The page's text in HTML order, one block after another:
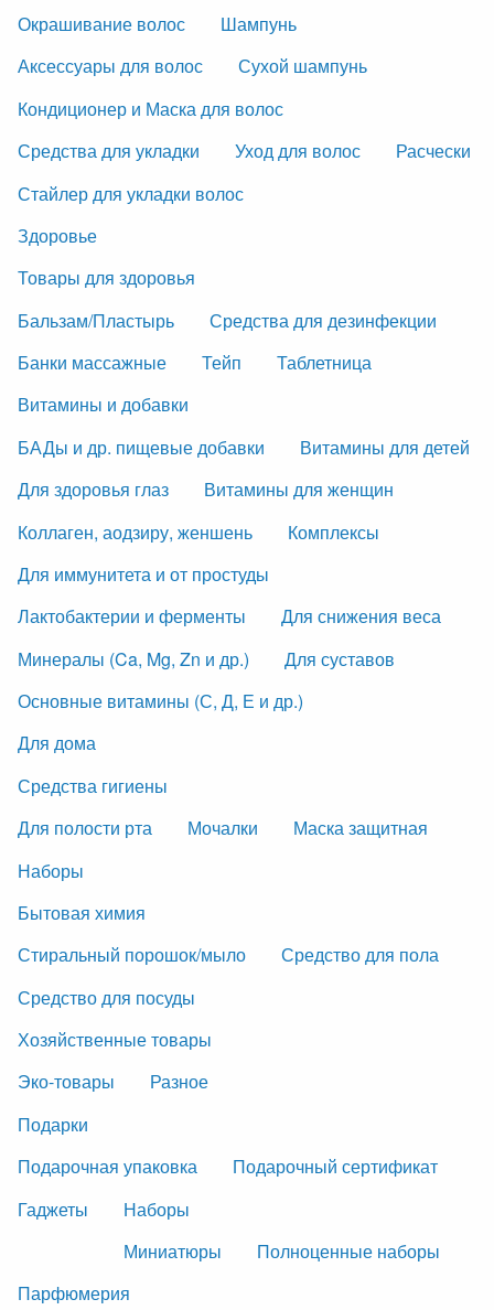
Окрашивание волос
Шампунь
Аксессуары для волос
Сухой шампунь
Кондиционер и Маска для волос
Средства для укладки
Уход для волос
Расчески
Стайлер для укладки волос
Здоровье
Товары для здоровья
Бальзам/Пластырь
Средства для дезинфекции
Банки массажные
Тейп
Таблетница
Витамины и добавки
БАДы и др. пищевые добавки
Витамины для детей
Для здоровья глаз
Витамины для женщин
Коллаген, аодзиру, женшень
Комплексы
Для иммунитета и от простуды
Лактобактерии и ферменты
Для снижения веса
Минералы (Ca, Mg, Zn и др.)
Для суставов
Основные витамины (С, Д, Е и др.)
Для дома
Средства гигиены
Для полости рта
Мочалки
Маска защитная
Наборы
Бытовая химия
Стиральный порошок/мыло
Средство для пола
Средство для посуды
Хозяйственные товары
Эко-товары
Разное
Подарки
Подарочная упаковка
Подарочный сертификат
Гаджеты
Наборы
Миниатюры
Полноценные наборы
Парфюмерия